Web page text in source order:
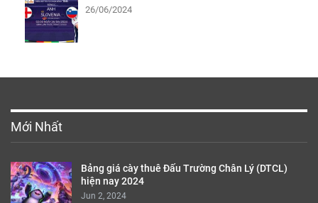
26/06/2024
Mới Nhất
Bảng giá cày thuê Đấu Trường Chân Lý (DTCL)
hiện nay 2024
Jun 2, 2024